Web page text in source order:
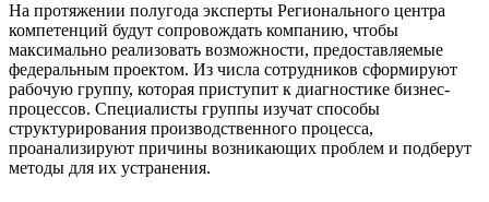
На протяжении полугода эксперты Регионального центра
компетенций будут сопровождать компанию, чтобы
максимально реализовать возможности, предоставляемые
федеральным проектом. Из числа сотрудников сформируют
рабочую группу, которая приступит к диагностике бизнес-
процессов. Специалисты группы изучат способы
структурирования производственного процесса,
проанализируют причины возникающих проблем и подберут
методы для их устранения.